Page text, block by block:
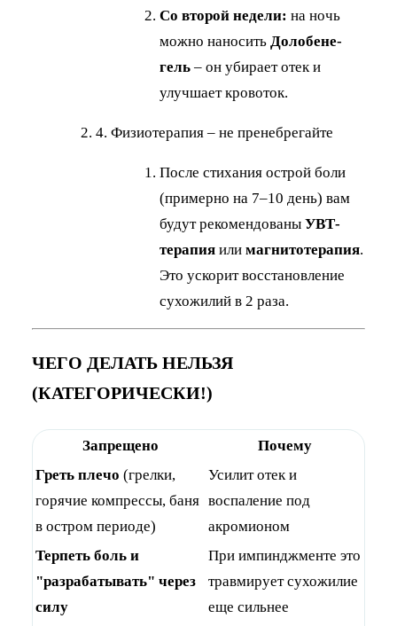
Со второй недели: на ночь
можно наносить Долобене-
гель – он убирает отек и
улучшает кровоток.
4. Физиотерапия – не пренебрегайте
После стихания острой боли
(примерно на 7–10 день) вам
будут рекомендованы УВТ-
терапия или магнитотерапия.
Это ускорит восстановление
сухожилий в 2 раза.
ЧЕГО ДЕЛАТЬ НЕЛЬЗЯ
(КАТЕГОРИЧЕСКИ!)
Запрещено
Почему
Греть плечо (грелки,
горячие компрессы, баня
в остром периоде)
Усилит отек и
воспаление под
акромионом
Терпеть боль и
"разрабатывать" через
силу
При импинджменте это
травмирует сухожилие
еще сильнее